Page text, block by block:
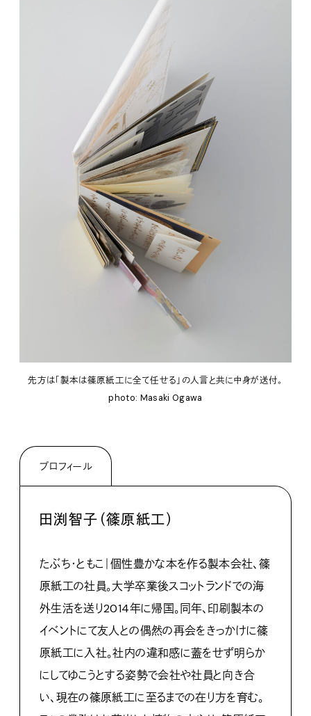
先方は「製本は篠原紙工に全て任せる」の人言と共に中身が送付。
photo: Masaki Ogawa
プロフィール
田渕智子（篠原紙工）
たぶち・ともこ｜個性豊かな本を作る製本会社、篠
原紙工の社員。大学卒業後スコットランドでの海
外生活を送り2014年に帰国。同年、印刷製本の
イベントにて友人との偶然の再会をきっかけに篠
原紙工に入社。社内の違和感に蓋をせず明らか
にしてゆこうとする姿勢で会社や社員と向き合
い、現在の篠原紙工に至るまでの在り方を育む。